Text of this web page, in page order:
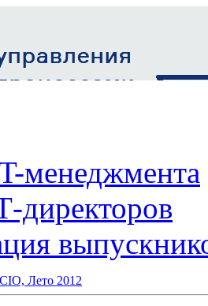
менеджмента
директоров
Лето 2012